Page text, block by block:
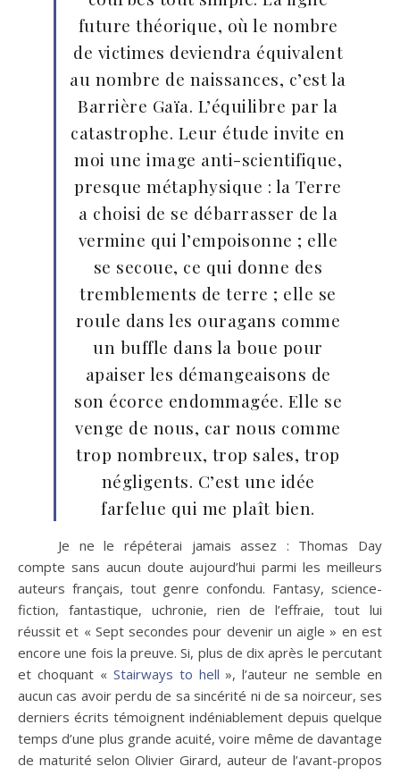
future théorique, où le nombre
de victimes deviendra équivalent
au nombre de naissances, c’est la
Barrière Gaïa. L’équilibre par la
catastrophe. Leur étude invite en
moi une image anti-scientifique,
presque métaphysique : la Terre
a choisi de se débarrasser de la
vermine qui l’empoisonne ; elle
se secoue, ce qui donne des
tremblements de terre ; elle se
roule dans les ouragans comme
un buffle dans la boue pour
apaiser les démangeaisons de
son écorce endommagée. Elle se
venge de nous, car nous comme
trop nombreux, trop sales, trop
négligents. C’est une idée
farfelue qui me plaît bien.
Je ne le répéterai jamais assez : Thomas Day
compte sans aucun doute aujourd’hui parmi les meilleurs
auteurs français, tout genre confondu. Fantasy, science-
fiction, fantastique, uchronie, rien de l’effraie, tout lui
réussit et « Sept secondes pour devenir un aigle » en est
encore une fois la preuve. Si, plus de dix après le percutant
et choquant « Stairways to hell », l’auteur ne semble en
aucun cas avoir perdu de sa sincérité ni de sa noirceur, ses
derniers écrits témoignent indéniablement depuis quelque
temps d’une plus grande acuité, voire même de davantage
de maturité selon Olivier Girard, auteur de l’avant-propos